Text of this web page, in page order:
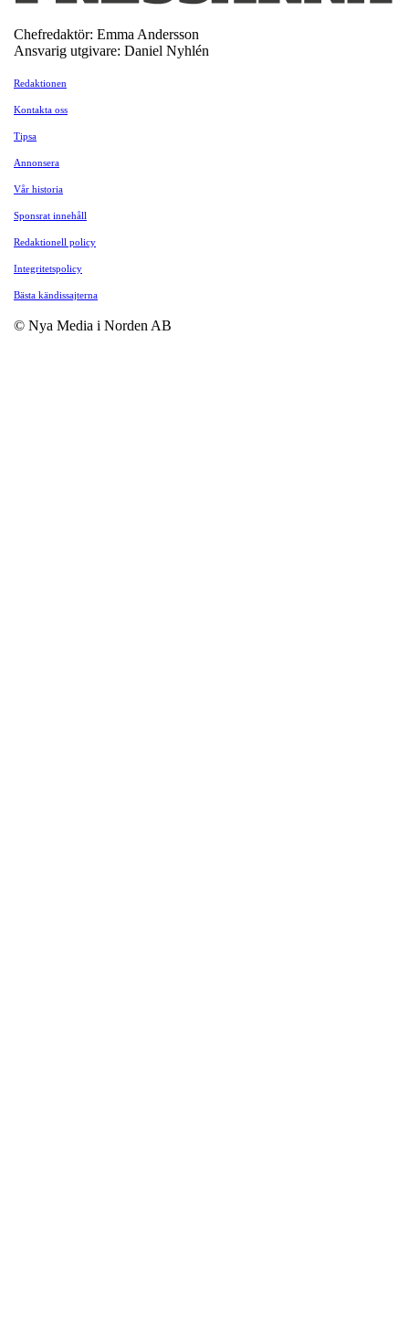
Chefredaktör: Emma Andersson
Ansvarig utgivare: Daniel Nyhlén
Redaktionen
Kontakta oss
Tipsa
Annonsera
Vår historia
Sponsrat innehåll
Redaktionell policy
Integritetspolicy
Bästa kändissajterna
© Nya Media i Norden AB